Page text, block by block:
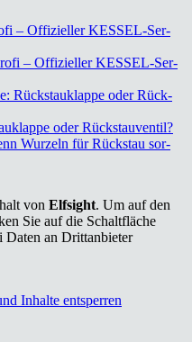
– Offi­zi­el­ler KES­SEL-Ser­
– Offi­zi­el­ler KES­SEL-Ser­
Rück­stau­klap­pe oder Rück­
oder Rück­stau­ven­til?
Wur­zeln für Rück­stau sor­
von Elfsight. Um auf den
Sie auf die Schaltfläche
Daten an Drittanbieter
Inhalte entsperren